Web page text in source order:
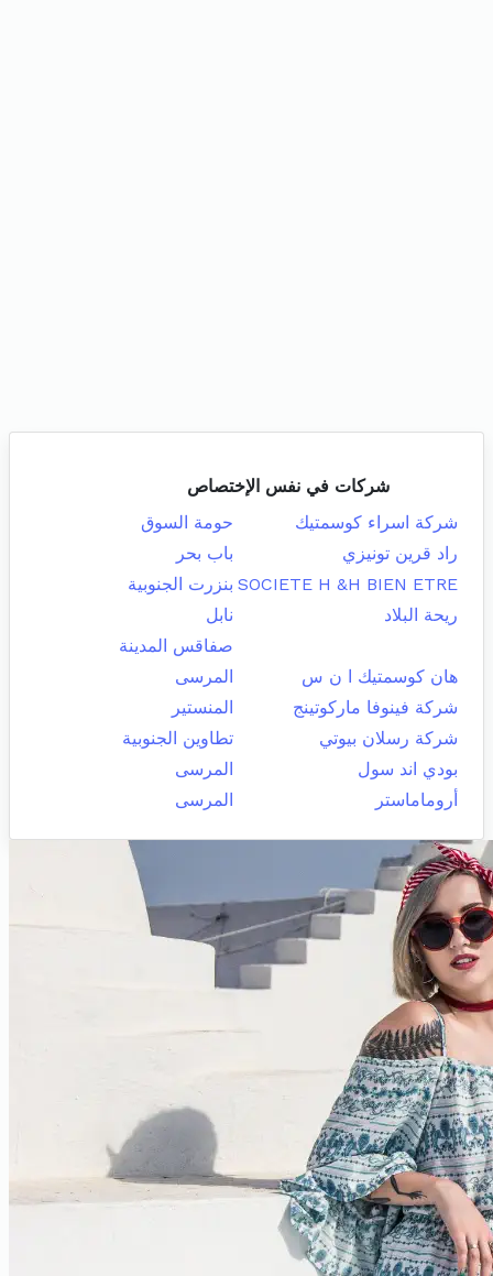
شركات في نفس الإختصاص
شركة اسراء كوسمتيك
حومة السوق
راد قرين تونيزي
باب بحر
SOCIETE H &H BIEN ETRE بنزرت الجنوبية
ريحة البلاد
نابل
صفاقس المدينة
هان كوسمتيك ا ن س
المرسى
شركة فينوفا ماركوتينج
المنستير
شركة رسلان بيوتي
تطاوين الجنوبية
بودي اند سول
المرسى
أروماماستر
المرسى